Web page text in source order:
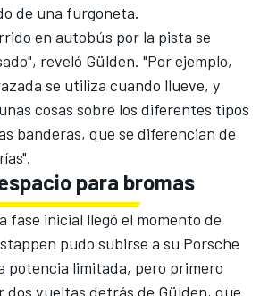
de una furgoneta.
en autobús por la pista se
reveló Gülden. "Por ejemplo,
se utiliza cuando llueve, y
cosas sobre los diferentes tipos
banderas, que se diferencian de
para bromas
fase inicial llegó el momento de
pudo subirse a su Porsche
potencia limitada, pero primero
vueltas detrás de Gülden, que